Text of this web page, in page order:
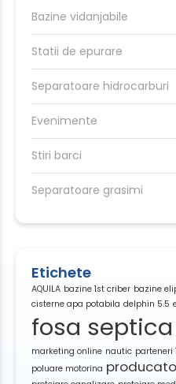
Bazine vidanjabile
Statii de epurare
Separatoare hidrocarburi
Evenimente
Stiri barci
Separatoare grasimi
Etichete
AQUILA bazine 1st criber bazine
cisterne apa potabila delphin 5.5
fosa septica
marketing online nautic parteneri
poluare motorina